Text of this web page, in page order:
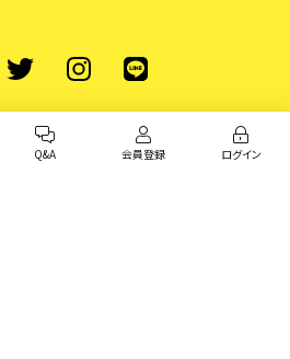
Q&A 会員登録 ログイン